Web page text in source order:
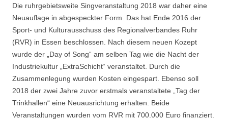
Die ruhrgebietsweite Singveranstaltung 2018 war daher eine
Neuauflage in abgespeckter Form. Das hat Ende 2016 der
Sport- und Kulturausschuss des Regionalverbandes Ruhr
(RVR) in Essen beschlossen. Nach diesem neuen Kozept
wurde der „Day of Song“ am selben Tag wie die Nacht der
Industriekultur „ExtraSchicht“ veranstaltet. Durch die
Zusammenlegung wurden Kosten eingespart. Ebenso soll
2018 der zwei Jahre zuvor erstmals veranstaltete „Tag der
Trinkhallen“ eine Neuausrichtung erhalten. Beide
Veranstaltungen wurden vom RVR mit 700.000 Euro finanziert.